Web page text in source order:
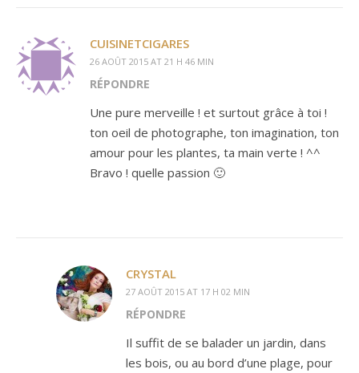
CUISINETCIGARES
26 AOÛT 2015 AT 21 H 46 MIN
RÉPONDRE
Une pure merveille ! et surtout grâce à toi !
ton oeil de photographe, ton imagination, ton
amour pour les plantes, ta main verte ! ^^
Bravo ! quelle passion 🙂
CRYSTAL
27 AOÛT 2015 AT 17 H 02 MIN
RÉPONDRE
Il suffit de se balader un jardin, dans
les bois, ou au bord d’une plage, pour